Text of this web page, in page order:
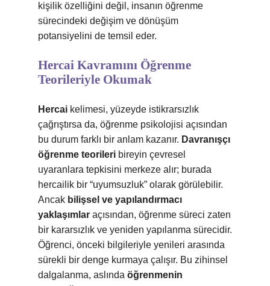
kişilik özelliğini değil, insanın öğrenme
sürecindeki değişim ve dönüşüm
potansiyelini de temsil eder.
Hercai Kavramını Öğrenme
Teorileriyle Okumak
Hercai kelimesi, yüzeyde istikrarsızlık
çağrıştırsa da, öğrenme psikolojisi açısından
bu durum farklı bir anlam kazanır. Davranışçı
öğrenme teorileri bireyin çevresel
uyaranlara tepkisini merkeze alır; burada
hercailik bir “uyumsuzluk” olarak görülebilir.
Ancak bilişsel ve yapılandırmacı
yaklaşımlar açısından, öğrenme süreci zaten
bir kararsızlık ve yeniden yapılanma sürecidir.
Öğrenci, önceki bilgileriyle yenileri arasında
sürekli bir denge kurmaya çalışır. Bu zihinsel
dalgalanma, aslında öğrenmenin